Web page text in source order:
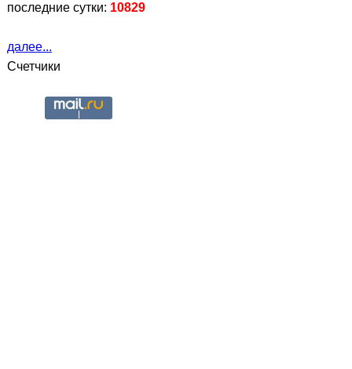
последние сутки: 10829
далее...
Счетчики